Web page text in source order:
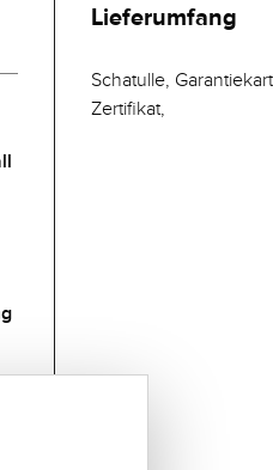
Lieferumfang
Schatulle,
Zertifikat,